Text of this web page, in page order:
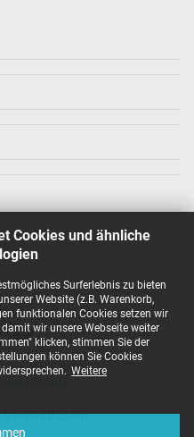
Cookies und ähnliche
Surferlebnis zu bieten
Website (z.B. Warenkorb,
funktionalen Cookies setzen wir
wir unsere Webseite weiter
klicken, stimmen Sie der
können Sie Cookies
Weitere
Versandkosten